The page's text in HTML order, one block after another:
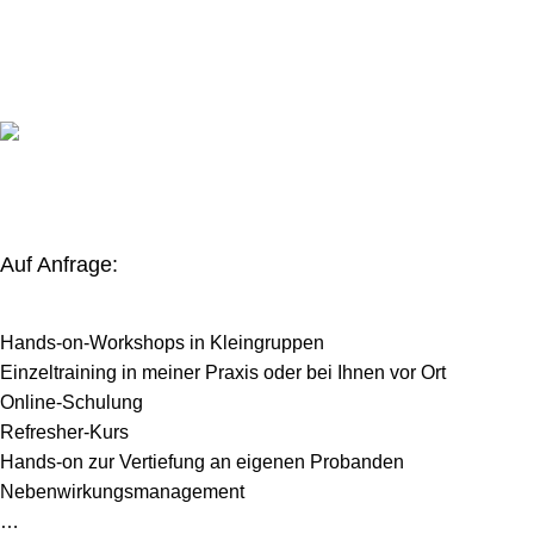
Auf Anfrage:
Hands-on-Workshops in Kleingruppen
Einzeltraining in meiner Praxis oder bei Ihnen vor Ort
Online-Schulung
Refresher-Kurs
Hands-on zur Vertiefung an eigenen Probanden
Nebenwirkungsmanagement
…